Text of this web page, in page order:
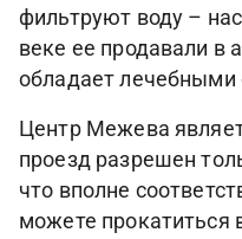
фильтруют воду –
веке ее продавали в
обладает лечебными
Центр Межева
проезд разрешен
что вполне
можете прокатиться